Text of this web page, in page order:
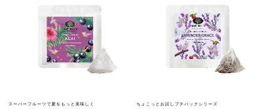
スーパーフルーツで夏をもっと美味しく ちょこっとお試しプチパックシリーズ